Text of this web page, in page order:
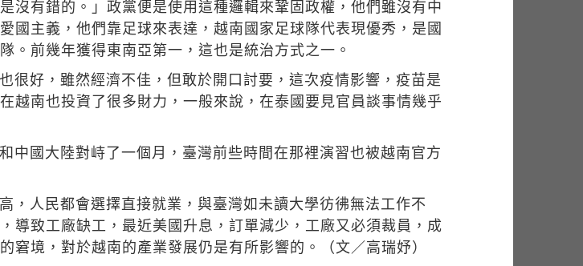
沒有錯的。」政黨便是使用這種邏輯來鞏固政權，他們雖沒有中
國主義，他們靠足球來表達，越南國家足球隊代表現優秀，是國
。前幾年獲得東南亞第一，這也是統治方式之一。
很好，雖然經濟不佳，但敢於開口討要，這次疫情影響，疫苗是
越南也投資了很多財力，一般來說，在泰國要見官員談事情幾乎
中國大陸對峙了一個月，臺灣前些時間在那裡演習也被越南官方
，人民都會選擇直接就業，與臺灣如未讀大學彷彿無法工作不
導致工廠缺工，最近美國升息，訂單減少，工廠又必須裁員，成
境，對於越南的產業發展仍是有所影響的。（文／高瑞妤）